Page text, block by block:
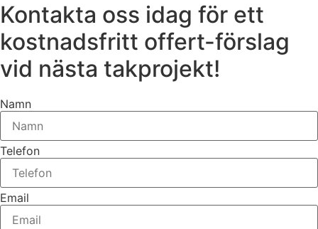
Kontakta oss idag för ett
kostnadsfritt offert-förslag
vid nästa takprojekt!
Namn
Telefon
Email